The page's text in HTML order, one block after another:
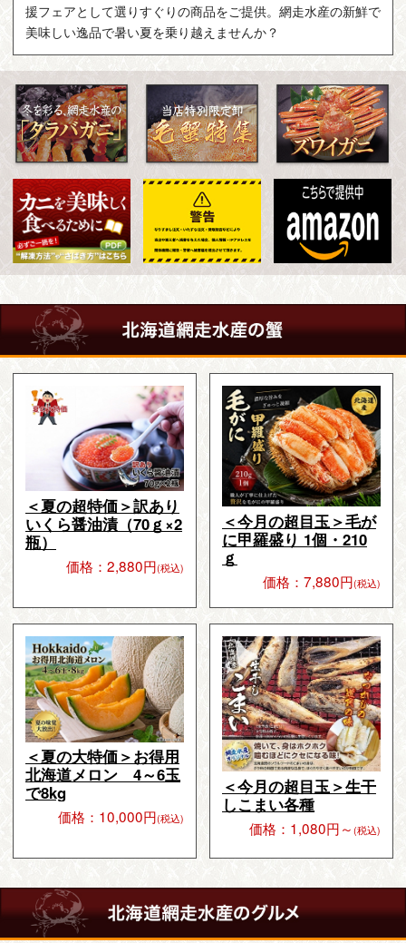
援フェアとして選りすぐりの商品をご提供。網走水産の新鮮で
美味しい逸品で暑い夏を乗り越えませんか？
＜夏の超特価＞訳あり
いくら醤油漬（70ｇ×2
瓶）
価格：2,880円(税込)
＜今月の超目玉＞毛が
に甲羅盛り 1個・210
ｇ
価格：7,880円(税込)
＜夏の大特価＞お得用
北海道メロン 4～6玉
で8kg
価格：10,000円(税込)
＜今月の超目玉＞生干
しこまい各種
価格：1,080円～ (税込)